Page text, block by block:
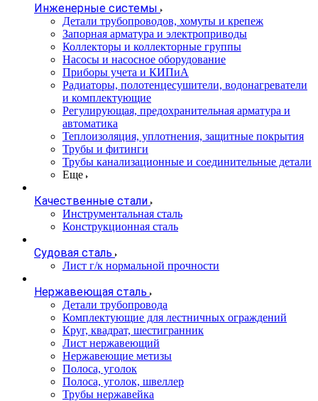
Инженерные системы
Детали трубопроводов, хомуты и крепеж
Запорная арматура и электроприводы
Коллекторы и коллекторные группы
Насосы и насосное оборудование
Приборы учета и КИПиА
Радиаторы, полотенцесушители, водонагреватели
и комплектующие
Регулирующая, предохранительная арматура и
автоматика
Теплоизоляция, уплотнения, защитные покрытия
Трубы и фитинги
Трубы канализационные и соединительные детали
Еще
Качественные стали
Инструментальная сталь
Конструкционная сталь
Судовая сталь
Лист г/к нормальной прочности
Нержавеющая сталь
Детали трубопровода
Комплектующие для лестничных ограждений
Круг, квадрат, шестигранник
Лист нержавеющий
Нержавеющие метизы
Полоса, уголок
Полоса, уголок, швеллер
Трубы нержавейка